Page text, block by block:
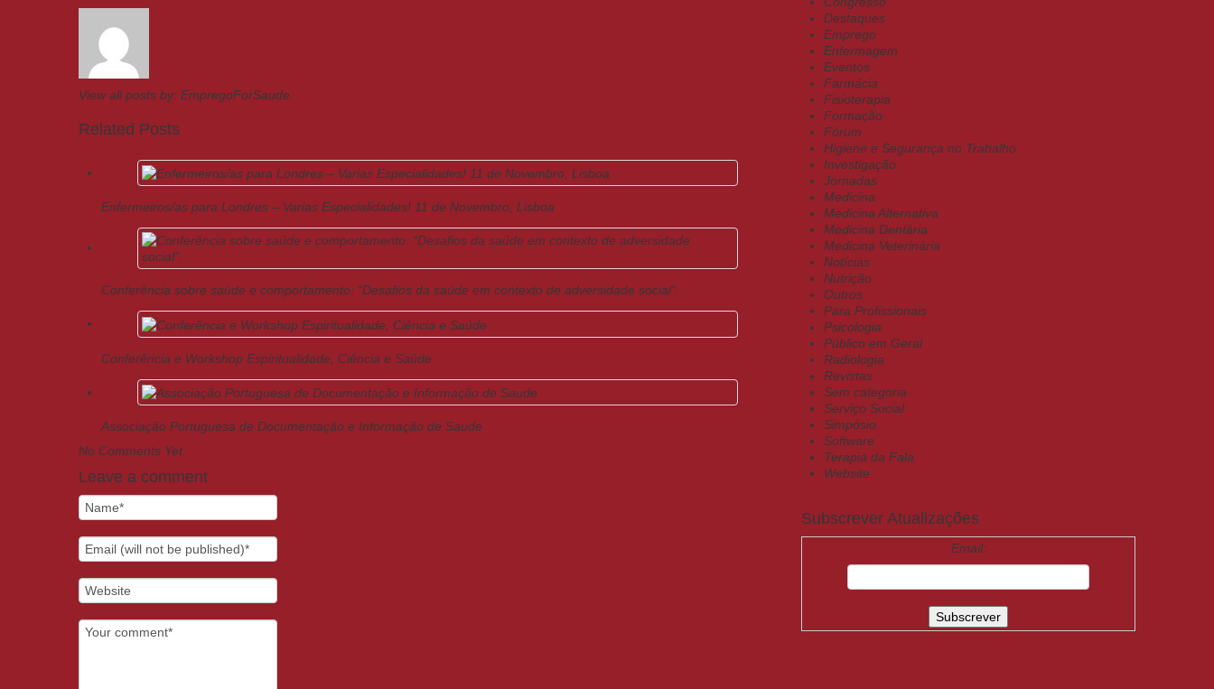
View all posts by: EmpregoForSaude
Related Posts
Enfermeiros/as para Londres – Varias Especialidades! 11 de Novembro, Lisboa
Conferência sobre saúde e comportamento: “Desafios da saúde em contexto de adversidade social”.
Conferência e Workshop Espiritualidade, Ciência e Saúde
Associação Portuguesa de Documentação e Informação de Saude
No Comments Yet.
Leave a comment
Destaques
Emprego
Enfermagem
Eventos
Farmácia
Fisioterapia
Formação
Fórum
Higiene e Segurança no Trabalho
Investigação
Jornadas
Medicina
Medicina Alternativa
Medicina Dentária
Medicina Veterinária
Notícias
Nutrição
Outros
Para Profissionais
Psicologia
Público em Geral
Radiologia
Revistas
Sem categoria
Serviço Social
Simpósio
Software
Terapia da Fala
Website
Subscrever Atualizações
Email: